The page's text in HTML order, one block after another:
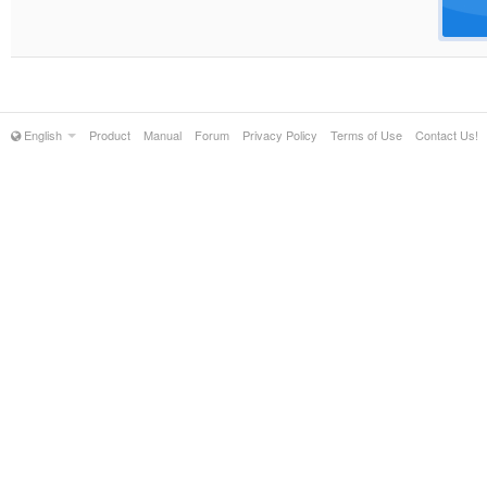
English Product Manual Forum Privacy Policy Terms of Use Contact Us!